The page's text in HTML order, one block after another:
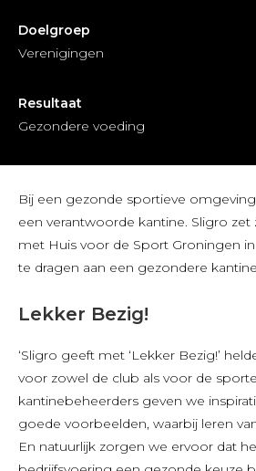
Doelgroep
Verenigingen
Resultaat
Gezondere voeding
Bij een gezonde sportieve
een verantwoorde kantine. Sligro
met Huis voor de Sport Groningen
te dragen aan een gezondere
Lekker Bezig!
‘Sligro geeft met ‘Lekker Bezig!’
voor zowel de club als voor de
kantinebeheerders geven we
goede voorbeelden, waarbij leren
En natuurlijk zorgen we ervoor dat